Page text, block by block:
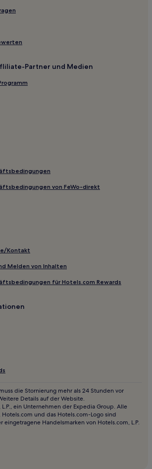
Partner und Medien
von FeWo-direkt
Kontakt
Melden von Inhalten
für Hotels.com Rewards
die Stornierung mehr als 24 Stunden vor
Details auf der Website.
ein Unternehmen der Expedia Group. Alle
und das Hotels.com-Logo sind
eingetragene Handelsmarken von Hotels.com, L.P.